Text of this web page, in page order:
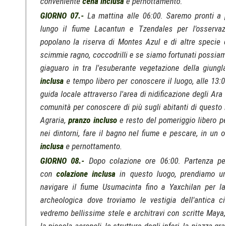
GIORNO 07.- La mattina alle 06:00. Saremo pronti a
lungo il fiume Lacantun e Tzendales per
popolano la riserva di Montes Azul e di altre specie
scimmie ragno, coccodrilli e se siamo fortunati
giaguaro in tra l'esuberante vegetazione della
inclusa e tempo libero per conoscere il luogo, alle
guida locale attraverso l'area di nidificazione degli
comunità per conoscere di più sugli abitanti di questo
Agraria, pranzo inclusoe resto del pomeriggio libero
nei dintorni, fare il bagno nel fiume e pescare, in un
inclusa e pernottamento.
GIORNO 08.- Dopo colazione ore 06:00. Partenza
concolazione inclusa in questo luogo, prendiamo
navigare il fiume Usumacinta fino a Yaxchilan per
archeologica dove troviamo le vestigia dell'antica
vedremo bellissime stele e architravi con scritte